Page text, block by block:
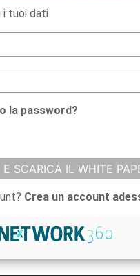
i tuoi dati
la password?
SCARICA IL WHITE
Crea un account